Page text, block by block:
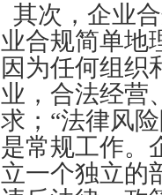
其次，企业
业合规简单地
因为任何组织
业，合法经营
求；“法律风
是常规工作。
立一个独立的